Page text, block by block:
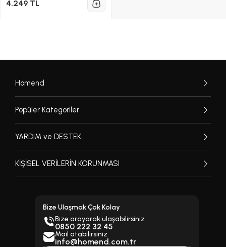
4.249 TL
Homend
Popüler Kategoriler
YARDIM ve DESTEK
KİŞİSEL VERİLERİN KORUNMASI
Bize Ulaşmak Çok Kolay
Bize arayarak ulaşabilirsiniz
0850 222 32 45
Mail atabilirsiniz
info@homend.com.tr